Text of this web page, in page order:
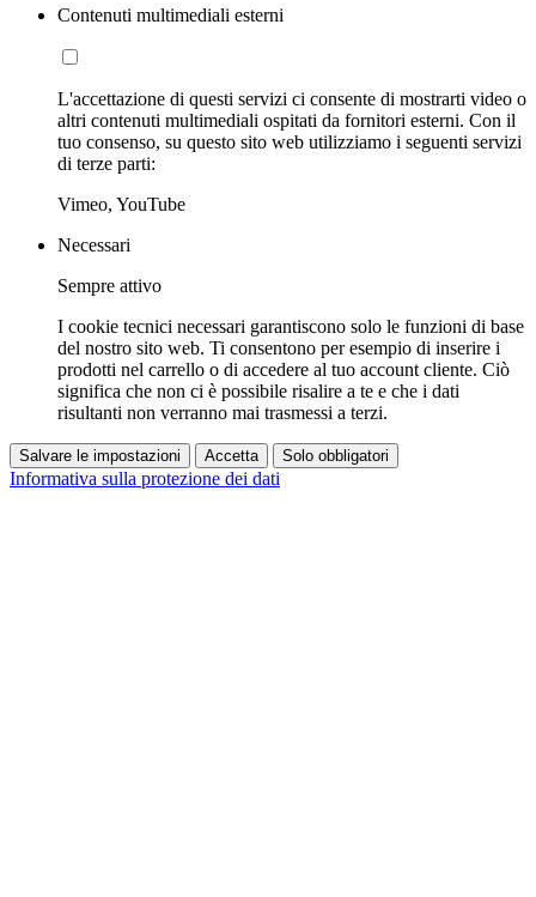
Contenuti multimediali esterni
L'accettazione di questi servizi ci consente di mostrarti video o
altri contenuti multimediali ospitati da fornitori esterni. Con il
tuo consenso, su questo sito web utilizziamo i seguenti servizi
di terze parti:
Vimeo, YouTube
Necessari
Sempre attivo
I cookie tecnici necessari garantiscono solo le funzioni di base
del nostro sito web. Ti consentono per esempio di inserire i
prodotti nel carrello o di accedere al tuo account cliente. Ciò
significa che non ci è possibile risalire a te e che i dati
risultanti non verranno mai trasmessi a terzi.
Salvare le impostazioni Accetta Solo obbligatori
Informativa sulla protezione dei dati